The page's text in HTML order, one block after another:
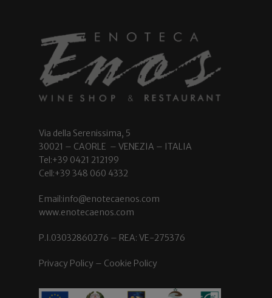
Via della Serenissima, 5
30021 – CAORLE – VENEZIA – ITALIA
Tel:+39 0421 212199
Cell:+39 348 060 4332
Email:info@enotecaenos.com
www.enotecaenos.com
P.I.03032860276 – REA: VE-275376
Privacy Policy – Cookie Policy